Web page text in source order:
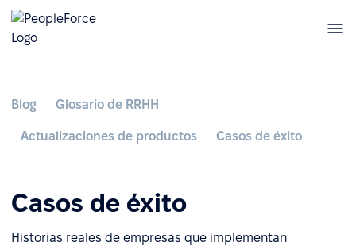
Blog Glosario de RRHH
Actualizaciones de productos Casos de éxito
Casos de éxito
Historias reales de empresas que implementan